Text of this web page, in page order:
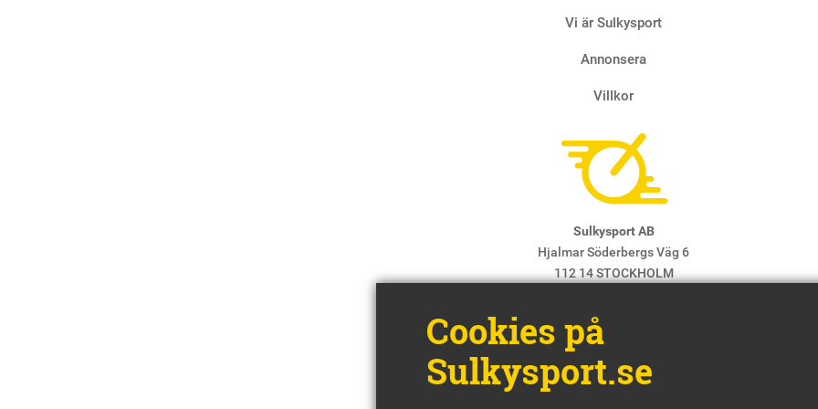
Vi är Sulkysport
Annonsera
Villkor
Sulkysport AB
Hjalmar Söderbergs Väg 6
112 14 STOCKHOLM
Chefredaktör & ansvarig utgivare:
Cookies på
Sulkysport.se